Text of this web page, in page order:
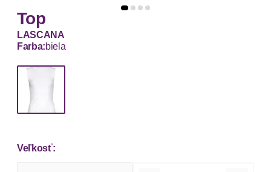
Top
LASCANA
Farba:biela
Veľkosť: